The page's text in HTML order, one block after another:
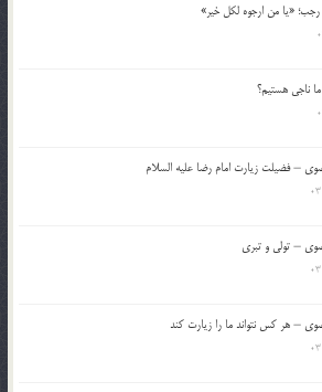
«یا من ارجوه لکل خیر»
ناجی هستیم؟
– فضیلت زیارت امام رضا علیه السلام
– تولی و تبری
– هر کس نتواند ما را زیارت کند